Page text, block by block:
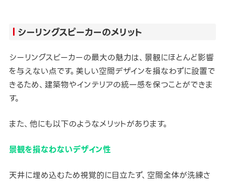
シーリングスピーカーのメリット
シーリングスピーカーの最大の魅力は、景観にほとんど影響
を与えない点です。美しい空間デザインを損なわずに設置で
きるため、建築物やインテリアの統一感を保つことができま
す。
また、他にも以下のようなメリットがあります。
景観を損なわないデザイン性
天井に埋め込むため視覚的に目立たず、空間全体が洗練さ